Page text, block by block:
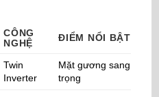
CÔNG
NGHỆ
ĐIỂM NỔI BẬT
Twin
Inverter
Mặt gương sang
trọng